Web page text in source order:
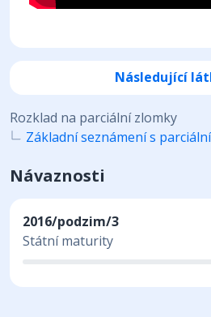
Následující
Rozklad na parciální zlomky
Základní seznámení s
Návaznosti
2016/podzim/3
Státní maturity